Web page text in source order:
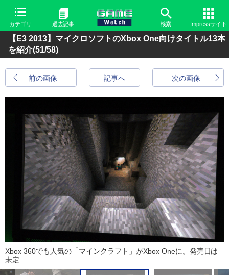
カテゴリ 過去記事 検索 Impressサイト
【E3 2013】マイクロソフトのXbox One向けタイトル13本
を紹介(51/58)
前の画像 次の画像
記事へ
Xbox 360でも人気の「マインクラフト」がXbox Oneに。発売日は
未定